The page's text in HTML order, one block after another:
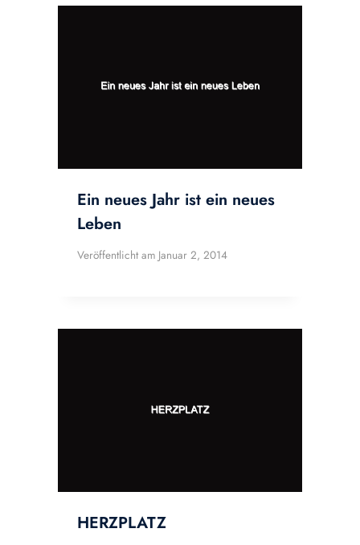
Ein neues Jahr ist ein neues
Leben
Veröffentlicht am Januar 2, 2014
HERZPLATZ